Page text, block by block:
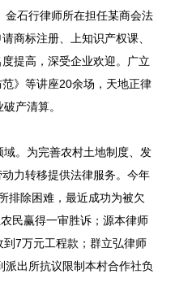
石行律师所在担任某商会法
商标注册、上知识产权课、
提高，深受企业欢迎。广立
》等讲座20余场，天地正律
产清算。
。为完善农村土地制度、发
力转移提供法律服务。今年
排除困难，最近成功为被欠
民赢得一审胜诉；源本律师
7万元工程款；群立弘律师
出所抗议限制本村合作社负